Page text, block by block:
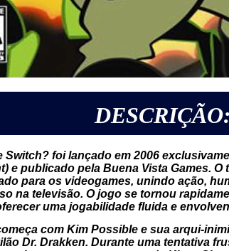
DESCRIÇÃO:
Switch?foi lançado em 2006
e publicado pela Buena Vista Games.
para os videogames, unindo ação,
na televisão. O jogo se tornou
uma jogabilidade fluida e
com Kim Possible e sua arqui-
Dr. Drakken. Durante uma tentativa